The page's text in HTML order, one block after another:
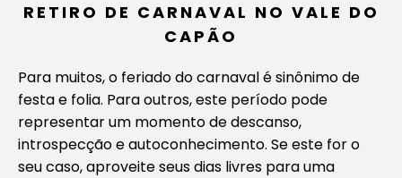
RETIRO DE CARNAVAL NO VALE DO
CAPÃO
Para muitos, o feriado do carnaval é sinônimo de
festa e folia. Para outros, este período pode
representar um momento de descanso,
introspecção e autoconhecimento. Se este for o
seu caso, aproveite seus dias livres para uma